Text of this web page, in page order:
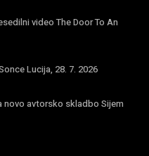
video The Door To An
Lucija, 28. 7. 2026
novo avtorsko skladbo Sijem